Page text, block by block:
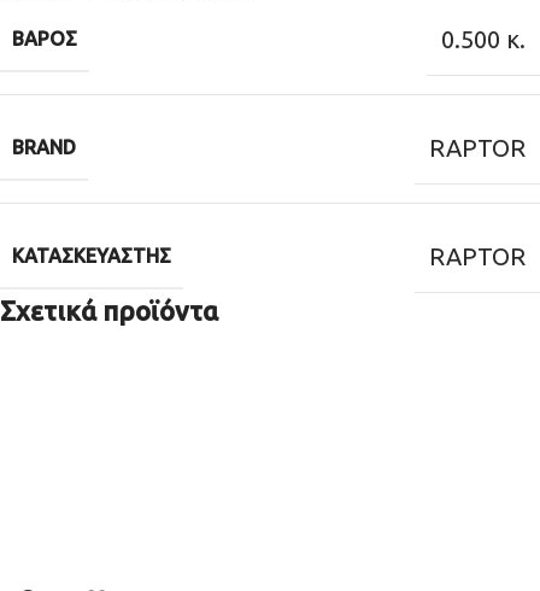
ΒΆΡΟΣ 0.500 κ.
BRAND RAPTOR
ΚΑΤΑΣΚΕΥΑΣΤΉΣ RAPTOR
Σχετικά προϊόντα